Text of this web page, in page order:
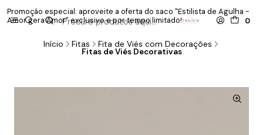
0
Promoção especial: aproveite a oferta do saco "Estilista de Agulha -
Amor gera Amor" exclusivo e por tempo limitado!
Início Fitas Fita de Viés com Decorações
Fitas de Viés Decorativas